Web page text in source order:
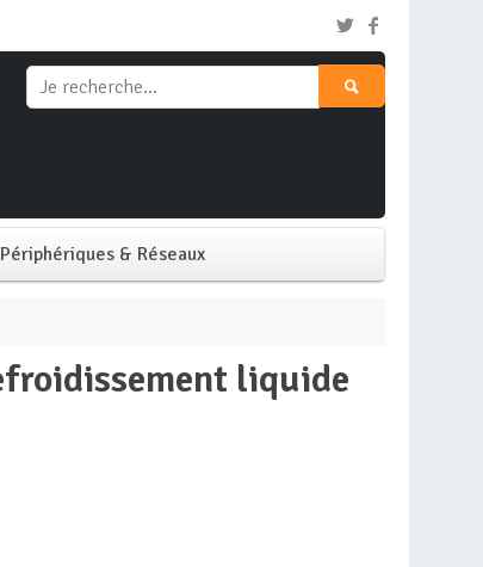
Périphériques & Réseaux
Ecran PC